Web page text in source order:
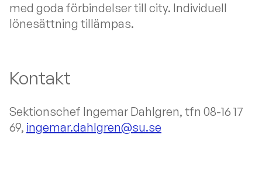
med goda förbindelser till city. Individuell
lönesättning tillämpas.
Kontakt
Sektionschef Ingemar Dahlgren, tfn 08-16 17
69, ingemar.dahlgren@su.se